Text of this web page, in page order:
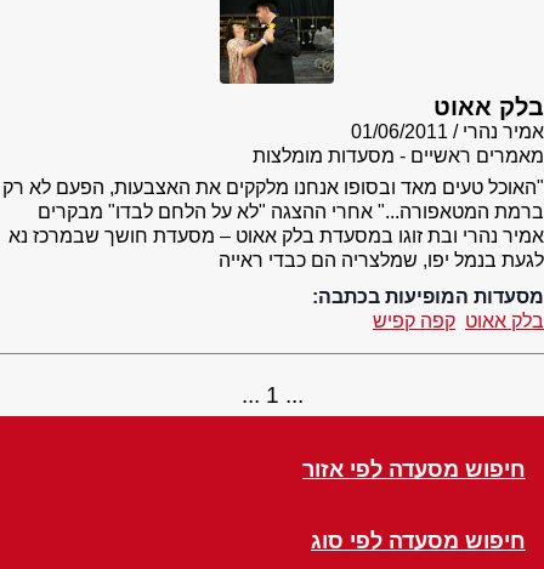
בלק אאוט
אמיר נהרי
01/06/2011
מאמרים ראשיים - מסעדות מומלצות
"האוכל טעים מאד ובסופו אנחנו מלקקים את האצבעות, הפעם לא רק
ברמת המטאפורה..." אחרי ההצגה "לא על הלחם לבדו" מבקרים
אמיר נהרי ובת זוגו במסעדת בלק אאוט – מסעדת חושך שבמרכז נא
לגעת בנמל יפו, שמלצריה הם כבדי ראייה
מסעדות המופיעות בכתבה:
בלק אאוט קפה קפיש
1
חיפוש מסעדה לפי אזור
חיפוש מסעדה לפי סוג